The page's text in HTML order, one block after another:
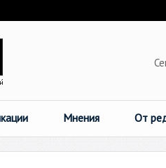
Мнения От